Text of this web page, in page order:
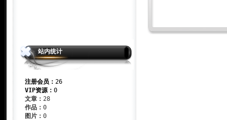
站内统计
注册会员： 26
VIP资源： 0
文章： 28
作品： 0
图片： 0